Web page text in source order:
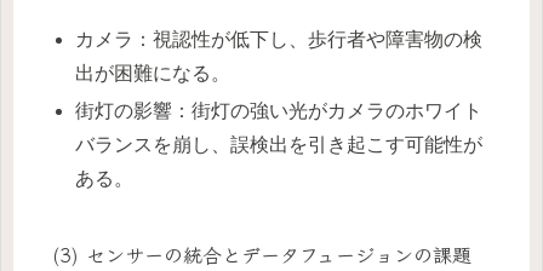
カメラ：視認性が低下し、歩行者や障害物の検
出が困難になる。
街灯の影響：街灯の強い光がカメラのホワイト
バランスを崩し、誤検出を引き起こす可能性が
ある。
(3) センサーの統合とデータフュージョンの課題